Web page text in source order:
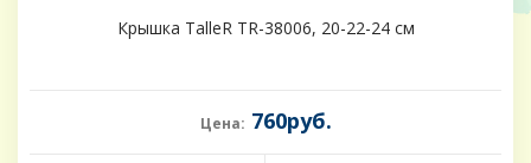
Крышка TalleR TR-38006, 20-22-24 см
Цена: 760руб.